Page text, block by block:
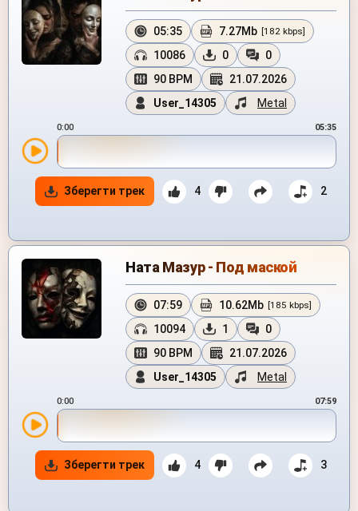
05:35 7.27Mb [182 kbps]
10086 0
0
90 BPM
21.07.2026
User_14305
Metal
0:00 05:35
Зберегти трек 4 2
Ната Мазур - Под маской
07:59 10.62Mb [185 kbps]
10094 1
0
90 BPM
21.07.2026
User_14305
Metal
0:00 07:59
Зберегти трек 4 3